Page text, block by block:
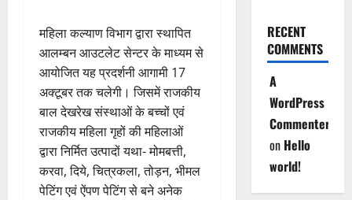
महिला कल्याण विभाग द्वारा स्थापित
आलम्बन आउटलेट सेन्टर के माध्यम से
आयोजित यह प्रदर्शनी आगामी 17
अक्टूबर तक चलेगी। जिसमें राजकीय
बाल देखरेख संस्थाओं के बच्चों एवं
राजकीय महिला गृहों की महिलाओं
द्वारा निर्मित उत्पादों यथा- मोमबत्ती,
करवा, दिये, चित्रकला, तोड़न, भीमल
पेटिंग एवं ऐंपण पेटिंग से बने अनेक
RECENT
COMMENTS
A
WordPress
Commenter
on Hello
world!